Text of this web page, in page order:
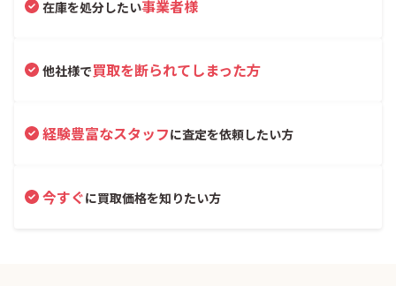
在庫を処分したい事業者様
他社様で買取を断られてしまった方
経験豊富なスタッフに査定を依頼したい方
今すぐに買取価格を知りたい方